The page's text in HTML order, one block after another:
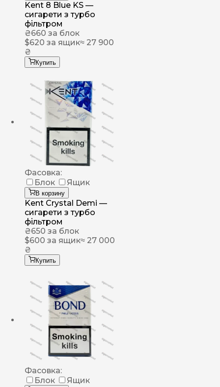
Kent 8 Blue KS —
сигарети з турбо
фільтром
₴660 за блок
$620 за ящик≈ 27 900
₴
Купить
Фасовка:
Блок
Ящик
В корзину
Kent Crystal Demi —
сигарети з турбо
фільтром
₴650 за блок
$600 за ящик≈ 27 000
₴
Купить
Фасовка:
Блок
Ящик